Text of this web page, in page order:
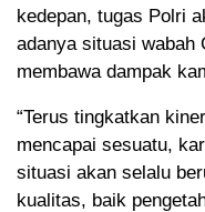
kedepan, tugas Polri
adanya situasi wabah
membawa dampak
“Terus tingkatkan
mencapai sesuatu,
situasi akan selalu
kualitas, baik